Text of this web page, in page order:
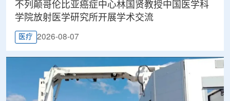
不列颠哥伦比亚癌症中心林国贤教授中国医学科
学院放射医学研究所开展学术交流
医疗 2026-08-07